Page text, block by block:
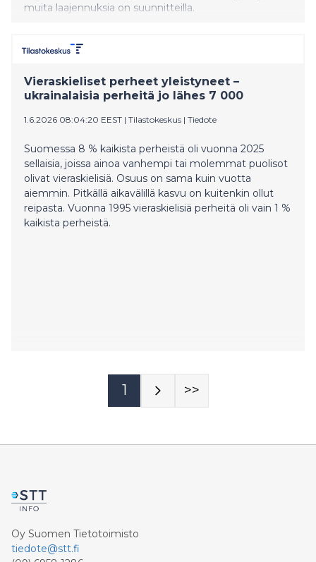
muita laajennuksia on suunnitteilla.
Vieraskieliset perheet yleistyneet –
ukrainalaisia perheitä jo lähes 7 000
1.6.2026 08:04:20 EEST | Tilastokeskus | Tiedote
Suomessa 8 % kaikista perheistä oli vuonna 2025
sellaisia, joissa ainoa vanhempi tai molemmat puolisot
olivat vieraskielisiä. Osuus on sama kuin vuotta
aiemmin. Pitkällä aikavälillä kasvu on kuitenkin ollut
reipasta. Vuonna 1995 vieraskielisiä perheitä oli vain 1 %
kaikista perheistä.
1 >>
Oy Suomen Tietotoimisto
tiedote@stt.fi